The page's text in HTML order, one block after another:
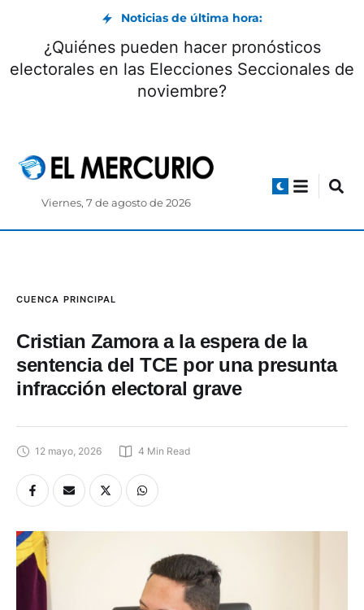
Noticias de última hora:
¿Quiénes pueden hacer pronósticos
electorales en las Elecciones Seccionales de
noviembre?
Viernes, 7 de agosto de 2026
CUENCA PRINCIPAL
Cristian Zamora a la espera de la
sentencia del TCE por una presunta
infracción electoral grave
12 mayo, 2026 4 Min Read